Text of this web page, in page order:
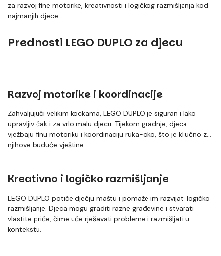
za razvoj fine motorike, kreativnosti i logičkog razmišljanja kod
najmanjih djece.
Prednosti LEGO DUPLO za djecu
Razvoj motorike i koordinacije
Zahvaljujući velikim kockama, LEGO DUPLO je siguran i lako
upravljiv čak i za vrlo malu djecu. Tijekom gradnje, djeca
vježbaju finu motoriku i koordinaciju ruka-oko, što je ključno za
njihove buduće vještine.
Kreativno i logičko razmišljanje
LEGO DUPLO potiče dječju maštu i pomaže im razvijati logičko
razmišljanje. Djeca mogu graditi razne građevine i stvarati
vlastite priče, čime uče rješavati probleme i razmišljati u
kontekstu.